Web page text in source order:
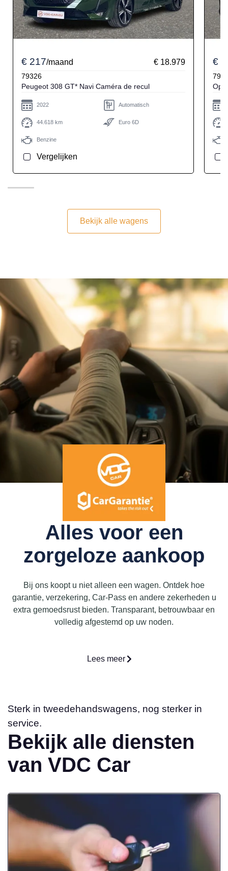
€ 217/maand € 18.979
79326
Peugeot 308 GT* Navi Caméra de recul
2022 Automatisch
44.618 km Euro 6D
Benzine
Vergelijken
€
Bekijk alle wagens
Alles voor een
zorgeloze aankoop
Bij ons koopt u niet alleen een wagen. Ontdek hoe
garantie, verzekering, Car-Pass en andere zekerheden u
extra gemoedsrust bieden. Transparant, betrouwbaar en
volledig afgestemd op uw noden.
Lees meer
Sterk in tweedehandswagens, nog sterker in
service.
Bekijk alle diensten
van VDC Car